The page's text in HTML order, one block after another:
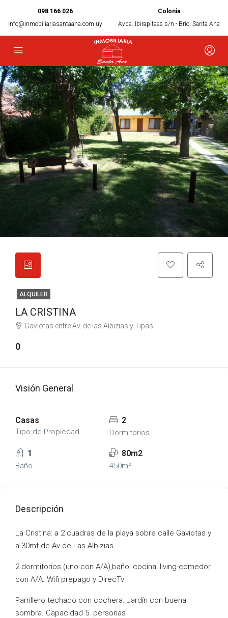
098 166 026
info@inmobiliariasantaana.com.uy
Colonia
Avda. Ibirapitaes s/n - Brio. Santa Ana
ALQUILER
LA CRISTINA
Gaviotas entre Av. de las Albizias y Tipas
0
Visión General
Casas
Tipo de Propiedad
2
Dormitorios
1
Baño
80m2
450m²
Descripción
La Cristina: a 2 cuadras de la playa sobre calle Gaviotas y
a 30mt de Av de Las Albizias
2 dormitorios (uno con A/A),baño, cocina, living-comedor
con A/A. Wifi prepago y DirecTv
Parrillero techado con cochera. Jardín con buena
sombra. Capacidad 5 personas